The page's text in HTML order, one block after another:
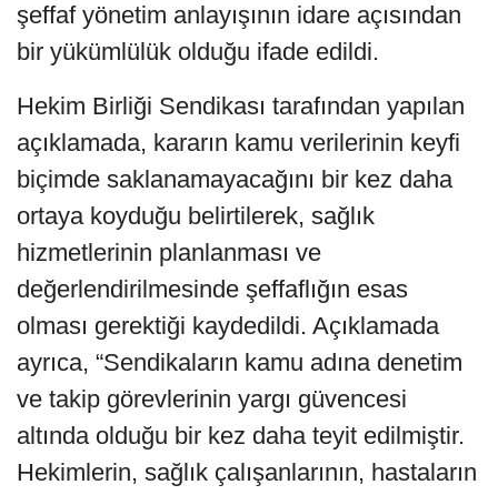
şeffaf yönetim anlayışının idare açısından
bir yükümlülük olduğu ifade edildi.
Hekim Birliği Sendikası tarafından yapılan
açıklamada, kararın kamu verilerinin keyfi
biçimde saklanamayacağını bir kez daha
ortaya koyduğu belirtilerek, sağlık
hizmetlerinin planlanması ve
değerlendirilmesinde şeffaflığın esas
olması gerektiği kaydedildi. Açıklamada
ayrıca, “Sendikaların kamu adına denetim
ve takip görevlerinin yargı güvencesi
altında olduğu bir kez daha teyit edilmiştir.
Hekimlerin, sağlık çalışanlarının, hastaların